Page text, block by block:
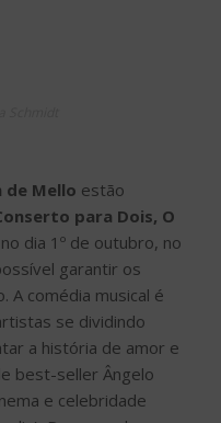
de Mello estão
para Dois, O
dia 1º de outubro, no
garantir os
A comédia musical é
se dividindo
a história de amor e
best-seller Ângelo
e celebridade